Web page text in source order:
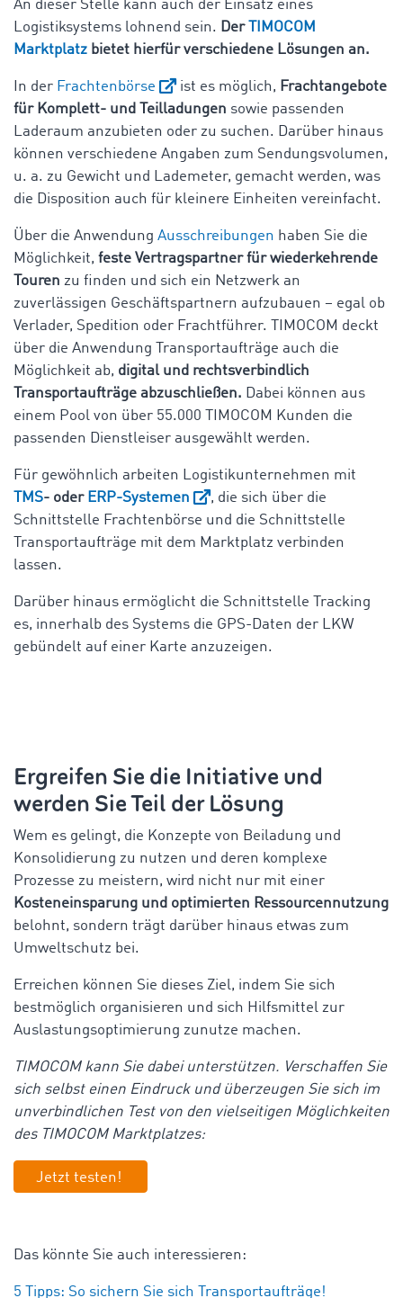
An dieser Stelle kann auch der Einsatz eines
Logistiksystems lohnend sein. Der
TIMOCOM
Marktplatz bietet hierfür verschiedene Lösungen an.
In der Frachtenbörse ist es möglich, Frachtangebote
für Komplett- und Teilladungen sowie passenden
Laderaum anzubieten oder zu suchen. Darüber hinaus
können verschiedene Angaben zum Sendungsvolumen,
u. a. zu Gewicht und Lademeter, gemacht werden, was
die Disposition auch für kleinere Einheiten vereinfacht.
Über die Anwendung Ausschreibungen haben Sie die
Möglichkeit, feste Vertragspartner für wiederkehrende
Touren zu finden und sich ein Netzwerk an
zuverlässigen Geschäftspartnern aufzubauen – egal ob
Verlader, Spedition oder Frachtführer. TIMOCOM deckt
über die Anwendung Transportaufträge auch die
Möglichkeit ab, digital und rechtsverbindlich
Transportaufträge abzuschließen. Dabei können aus
einem Pool von über 55.000 TIMOCOM Kunden die
passenden Dienstleiser ausgewählt werden.
Für gewöhnlich arbeiten Logistikunternehmen mit
TMS- oder ERP-Systemen
, die sich über die
Schnittstelle Frachtenbörse und die Schnittstelle
Transportaufträge mit dem Marktplatz verbinden
lassen.
Darüber hinaus ermöglicht die Schnittstelle Tracking
es, innerhalb des Systems die GPS-Daten der LKW
gebündelt auf einer Karte anzuzeigen.
Ergreifen Sie die Initiative und
werden Sie Teil der Lösung
Wem es gelingt, die Konzepte von Beiladung und
Konsolidierung zu nutzen und deren komplexe
Prozesse zu meistern, wird nicht nur mit einer
Kosteneinsparung und optimierten Ressourcennutzung
belohnt, sondern trägt darüber hinaus etwas zum
Umweltschutz bei.
Erreichen können Sie dieses Ziel, indem Sie sich
bestmöglich organisieren und sich Hilfsmittel zur
Auslastungsoptimierung zunutze machen.
TIMOCOM kann Sie dabei unterstützen. Verschaffen Sie
sich selbst einen Eindruck und überzeugen Sie sich im
unverbindlichen Test von den vielseitigen Möglichkeiten
des TIMOCOM Marktplatzes:
Jetzt testen!
Das könnte Sie auch interessieren:
5 Tipps: So sichern Sie sich Transportaufträge!